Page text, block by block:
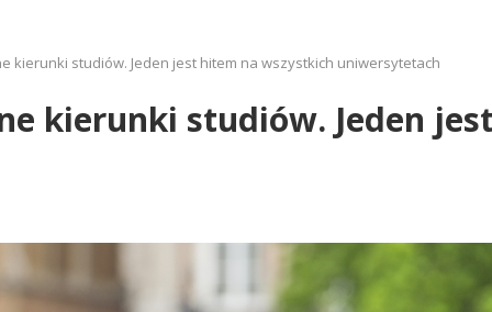
kierunki studiów. Jeden jest hitem na wszystkich uniwersytetach
kierunki studiów. Jeden